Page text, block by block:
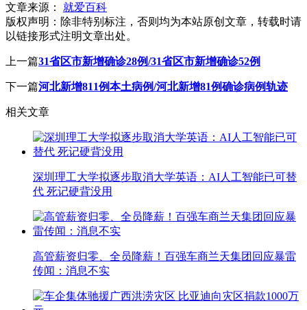
文章来源：
就爱百科
版权声明： 除非特别标注，否则均为本站原创文章，转载时请
以链接形式注明文章出处。
上一篇31省区市新增确诊28例/31省区市新增确诊52例
下一篇河北新增811例本土病例/河北新增81例确诊病例轨迹
相关文章
深圳理工大学拟逐步取消大学英语：AI人工智能已可替
代 死记硬背没用
高管薪资归零、全员降薪！百强车商兰天集团回应暴雷
传闻：消息不实